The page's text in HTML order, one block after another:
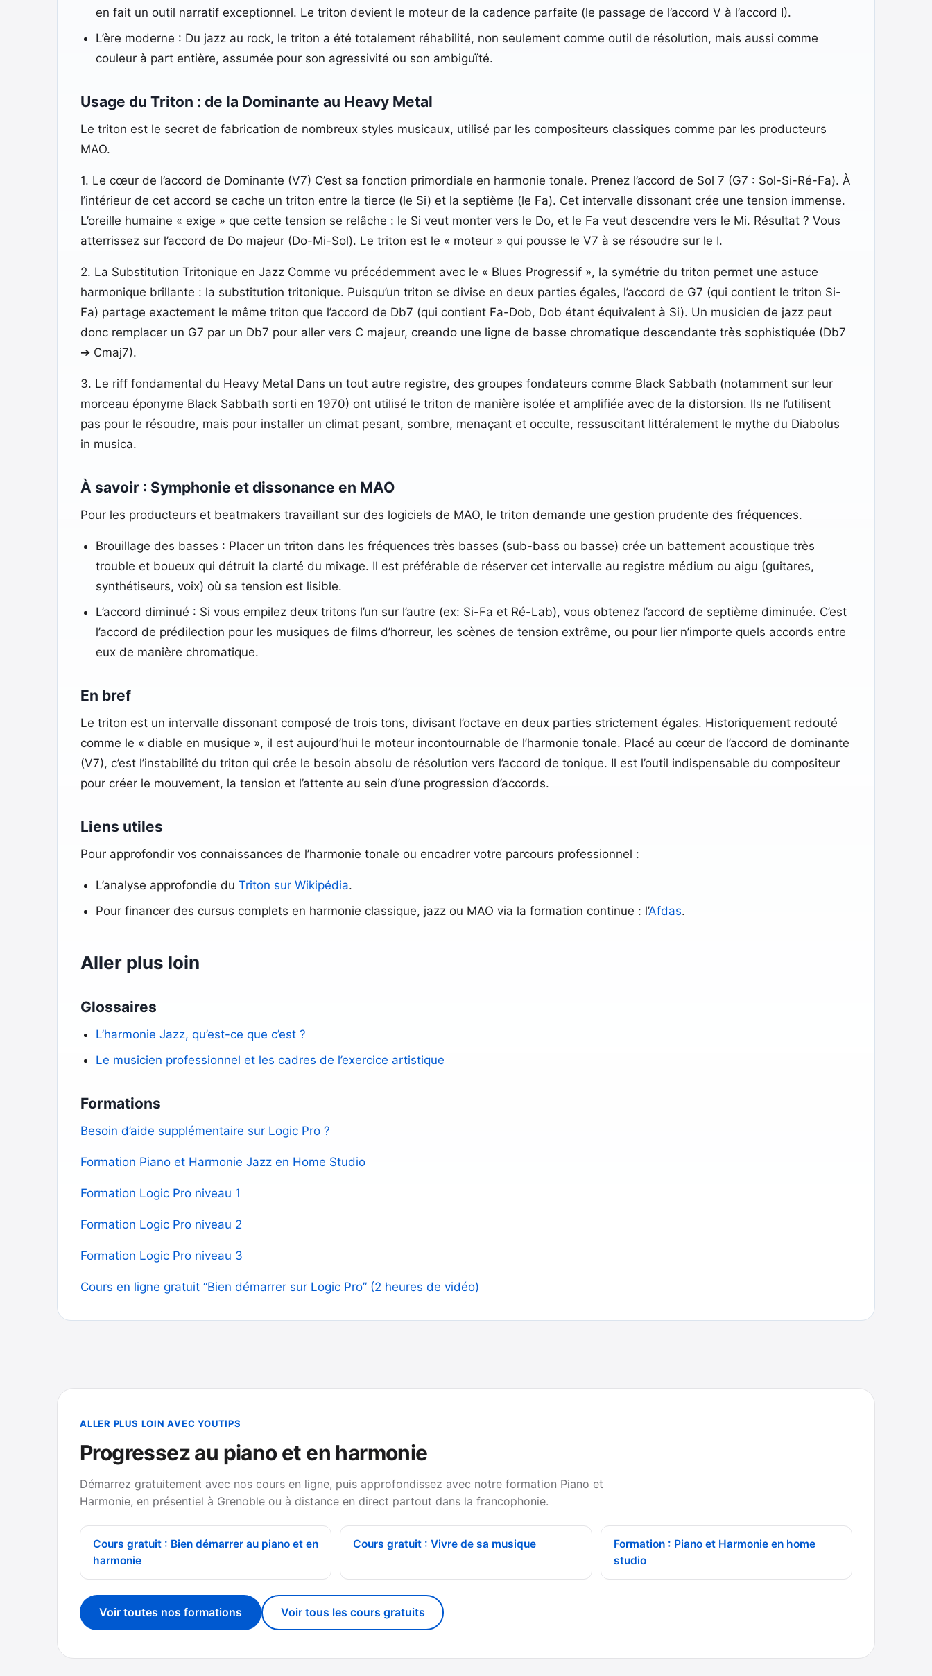
en fait un outil narratif exceptionnel. Le triton devient le moteur de la cadence parfaite (le passage de l’accord V à l’accord I).
L’ère moderne : Du jazz au rock, le triton a été totalement réhabilité, non seulement comme outil de résolution, mais aussi comme
couleur à part entière, assumée pour son agressivité ou son ambiguïté.
Usage du Triton : de la Dominante au Heavy Metal
Le triton est le secret de fabrication de nombreux styles musicaux, utilisé par les compositeurs classiques comme par les producteurs
MAO.
1. Le cœur de l’accord de Dominante (V7) C’est sa fonction primordiale en harmonie tonale. Prenez l’accord de Sol 7 (G7 : Sol-Si-Ré-Fa). À
l’intérieur de cet accord se cache un triton entre la tierce (le Si) et la septième (le Fa). Cet intervalle dissonant crée une tension immense.
L’oreille humaine « exige » que cette tension se relâche : le Si veut monter vers le Do, et le Fa veut descendre vers le Mi. Résultat ? Vous
atterrissez sur l’accord de Do majeur (Do-Mi-Sol). Le triton est le « moteur » qui pousse le V7 à se résoudre sur le I.
2. La Substitution Tritonique en Jazz Comme vu précédemment avec le « Blues Progressif », la symétrie du triton permet une astuce
harmonique brillante : la substitution tritonique. Puisqu’un triton se divise en deux parties égales, l’accord de G7 (qui contient le triton Si-
Fa) partage exactement le même triton que l’accord de Db7 (qui contient Fa-Dob, Dob étant équivalent à Si). Un musicien de jazz peut
donc remplacer un G7 par un Db7 pour aller vers C majeur, creando une ligne de basse chromatique descendante très sophistiquée (Db7
➔ Cmaj7).
3. Le riff fondamental du Heavy Metal Dans un tout autre registre, des groupes fondateurs comme Black Sabbath (notamment sur leur
morceau éponyme Black Sabbath sorti en 1970) ont utilisé le triton de manière isolée et amplifiée avec de la distorsion. Ils ne l’utilisent
pas pour le résoudre, mais pour installer un climat pesant, sombre, menaçant et occulte, ressuscitant littéralement le mythe du Diabolus
in musica.
À savoir : Symphonie et dissonance en MAO
Pour les producteurs et beatmakers travaillant sur des logiciels de MAO, le triton demande une gestion prudente des fréquences.
Brouillage des basses : Placer un triton dans les fréquences très basses (sub-bass ou basse) crée un battement acoustique très
trouble et boueux qui détruit la clarté du mixage. Il est préférable de réserver cet intervalle au registre médium ou aigu (guitares,
synthétiseurs, voix) où sa tension est lisible.
L’accord diminué : Si vous empilez deux tritons l’un sur l’autre (ex: Si-Fa et Ré-Lab), vous obtenez l’accord de septième diminuée. C’est
l’accord de prédilection pour les musiques de films d’horreur, les scènes de tension extrême, ou pour lier n’importe quels accords entre
eux de manière chromatique.
En bref
Le triton est un intervalle dissonant composé de trois tons, divisant l’octave en deux parties strictement égales. Historiquement redouté
comme le « diable en musique », il est aujourd’hui le moteur incontournable de l’harmonie tonale. Placé au cœur de l’accord de dominante
(V7), c’est l’instabilité du triton qui crée le besoin absolu de résolution vers l’accord de tonique. Il est l’outil indispensable du compositeur
pour créer le mouvement, la tension et l’attente au sein d’une progression d’accords.
Liens utiles
Pour approfondir vos connaissances de l’harmonie tonale ou encadrer votre parcours professionnel :
L’analyse approfondie du Triton sur Wikipédia.
Pour financer des cursus complets en harmonie classique, jazz ou MAO via la formation continue : l’Afdas.
Aller plus loin
Glossaires
L’harmonie Jazz, qu’est-ce que c’est ?
Le musicien professionnel et les cadres de l’exercice artistique
Formations
Besoin d’aide supplémentaire sur Logic Pro ?
Formation Piano et Harmonie Jazz en Home Studio
Formation Logic Pro niveau 1
Formation Logic Pro niveau 2
Formation Logic Pro niveau 3
Cours en ligne gratuit “Bien démarrer sur Logic Pro” (2 heures de vidéo)
ALLER PLUS LOIN AVEC YOUTIPS
Progressez au piano et en harmonie
Démarrez gratuitement avec nos cours en ligne, puis approfondissez avec notre formation Piano et
Harmonie, en présentiel à Grenoble ou à distance en direct partout dans la francophonie.
Cours gratuit : Bien démarrer au piano et en
harmonie
Cours gratuit : Vivre de sa musique
Formation : Piano et Harmonie en home
studio
Voir toutes nos formations Voir tous les cours gratuits